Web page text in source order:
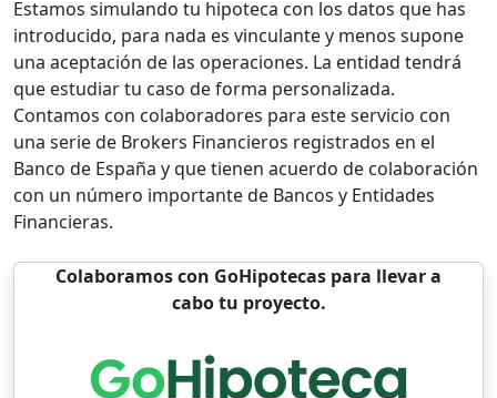
Estamos simulando tu hipoteca con los datos que has
introducido, para nada es vinculante y menos supone
una aceptación de las operaciones. La entidad tendrá
que estudiar tu caso de forma personalizada.
Contamos con colaboradores para este servicio con
una serie de Brokers Financieros registrados en el
Banco de España y que tienen acuerdo de colaboración
con un número importante de Bancos y Entidades
Financieras.
Colaboramos con GoHipotecas para llevar a
cabo tu proyecto.